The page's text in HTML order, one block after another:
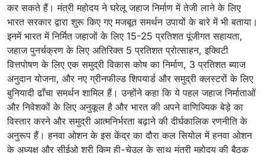
कर सकते हैं। मंत्री महोदय ने घरेलू जहाज निर्माण में तेजी लाने के लिए
भारत सरकार द्वारा शुरू किए गए मजबूत समर्थन उपायों के बारे में भी बताया।
इनमें भारत में निर्मित जहाजों के लिए 15-25 प्रतिशत पूंजीगत सहायता,
जहाज पुनर्चक्रण के लिए अतिरिक्त 5 प्रतिशत प्रोत्साहन, इक्विटी
वित्तपोषण के लिए एक समुद्री विकास कोष का निर्माण, 3 प्रतिशत ब्याज
अनुदान योजना, और नए ग्रीनफील्ड शिपयार्ड और समुद्री क्लस्टरों के लिए
बुनियादी ढाँचा समर्थन शामिल हैं। उन्होंने कहा कि ये पहल जहाज निर्माताओं
और निवेशकों के लिए अनुकूल है और भारत की अपने वाणिज्यिक बेड़े का
विस्तार करने और समुद्री आत्मनिर्भरता बढ़ाने की दीर्घकालिक रणनीति के
अनुरूप हैं। हनवा ओशन के इस केंद्र का दौरा कल सियोल में हनवा ओशन
के अध्यक्ष और सीईओ श्री किम ही-चेउल के साथ मंत्री महोदय की बैठक